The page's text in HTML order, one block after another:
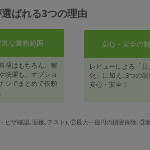
ばれる3つの理由
富な業務範囲
理はもちろん、整
洗濯も、オプショ
シでまとめて依頼
安心・安全の
レビューによる「見
化」に加え､3つの
安心・安全！
ビザ確認､面接､テスト)､②最大一億円の損害保険､③